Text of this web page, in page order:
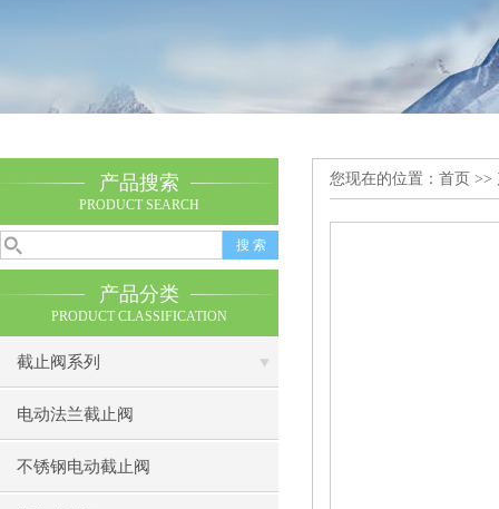
产品搜索
PRODUCT SEARCH
产品分类
PRODUCT CLASSIFICATION
截止阀系列
电动法兰截止阀
不锈钢电动截止阀
您现在的位置： 首页 >>